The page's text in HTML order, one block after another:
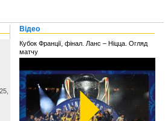
Відео
Кубок Франції, фінал. Ланс – Ніцца. Огляд
матчу